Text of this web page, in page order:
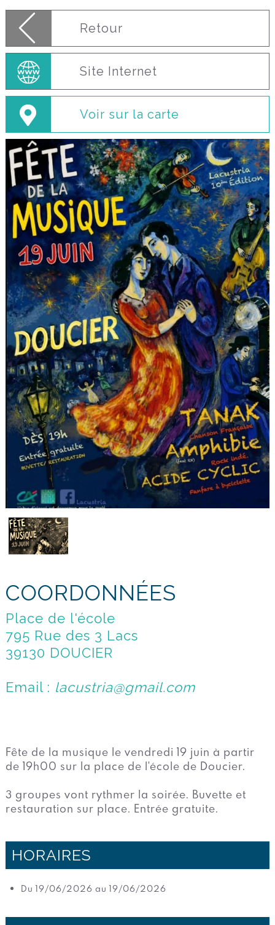
Retour
Site Internet
Voir sur la carte
COORDONNÉES
Place de l'école
795 Rue des 3 Lacs
39130 DOUCIER
Email : lacustria@gmail.com
Fête de la musique le vendredi 19 juin à partir
de 19h00 sur la place de l'école de Doucier.
3 groupes vont rythmer la soirée. Buvette et
restauration sur place. Entrée gratuite.
HORAIRES
Du 19/06/2026 au 19/06/2026